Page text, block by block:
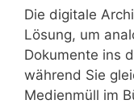
Die digitale
Lösung, um
Dokumente ins
während Sie
Medienmüll im